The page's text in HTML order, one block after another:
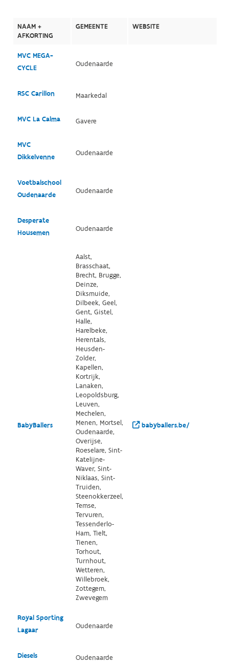
NAAM +
AFKORTING
GEMEENTE WEBSITE
MVC MEGA-
CYCLE
Oudenaarde
RSC Carillon Maarkedal
MVC La Calma Gavere
MVC
Dikkelvenne
Oudenaarde
Voetbalschool
Oudenaarde
Oudenaarde
Desperate
Housemen
Oudenaarde
BabyBallers
Aalst,
Brasschaat,
Brecht, Brugge,
Deinze,
Diksmuide,
Dilbeek, Geel,
Gent, Gistel,
Halle,
Harelbeke,
Herentals,
Heusden-
Zolder,
Kapellen,
Kortrijk,
Lanaken,
Leopoldsburg,
Leuven,
Mechelen,
Menen, Mortsel,
Oudenaarde,
Overijse,
Roeselare, Sint-
Katelijne-
Waver, Sint-
Niklaas, Sint-
Truiden,
Steenokkerzeel,
Temse,
Tervuren,
Tessenderlo-
Ham, Tielt,
Tienen,
Torhout,
Turnhout,
Wetteren,
Willebroek,
Zottegem,
Zwevegem
babyballers.be/
Royal Sporting
Lagaar
Oudenaarde
Diesels Oudenaarde